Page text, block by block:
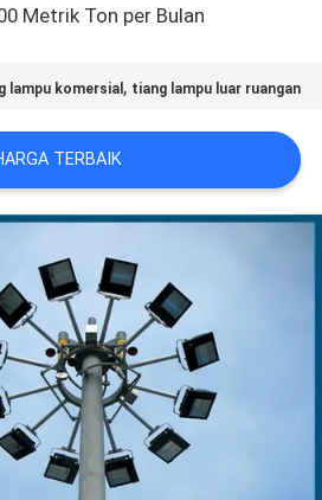
Metrik Ton per Bulan
lampu komersial , tiang lampu luar ruangan
TERBAIK